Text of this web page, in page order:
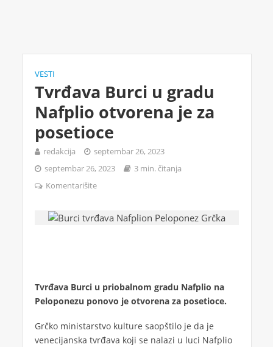
VESTI
Tvrđava Burci u gradu
Nafplio otvorena je za
posetioce
redakcija
septembar 26, 2023
septembar 26, 2023
3 min. čitanja
Komentarišite
Tvrđava Burci u priobalnom gradu Nafplio na
Peloponezu ponovo je otvorena za posetioce.
Grčko ministarstvo kulture saopštilo je da je
venecijanska tvrđava koji se nalazi u luci Nafplio